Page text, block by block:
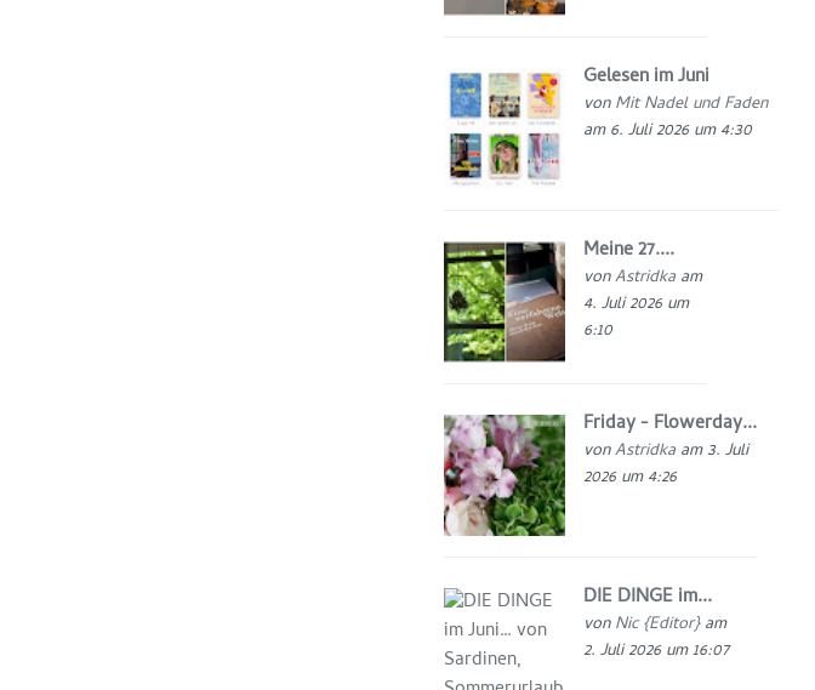
Gelesen im Juni
vonMit Nadel und Faden
am 6. Juli 2026 um 4:30
Meine 27....
vonAstridka am
4. Juli 2026 um
6:10
Friday - Flowerday...
vonAstridka am 3. Juli
2026 um 4:26
DIE DINGE im...
vonNic {Editor}am
2. Juli 2026 um 16:07